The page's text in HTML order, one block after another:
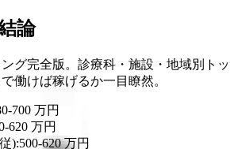
論
グ完全版。診療科・施設・地域別トッ
働けば稼げるか一目瞭然。
700 万円
620 万円
):500-620 万円